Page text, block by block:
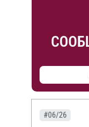
#06/26